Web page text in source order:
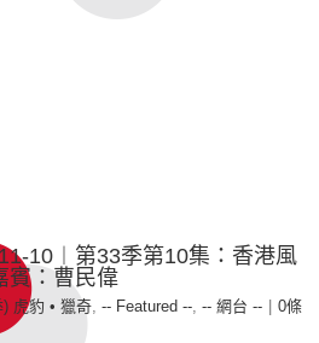
10︱第33季第10集：香港風
賓：曹民偉
虎豹 • 獵奇, -- Featured --, -- 網台 --
0條